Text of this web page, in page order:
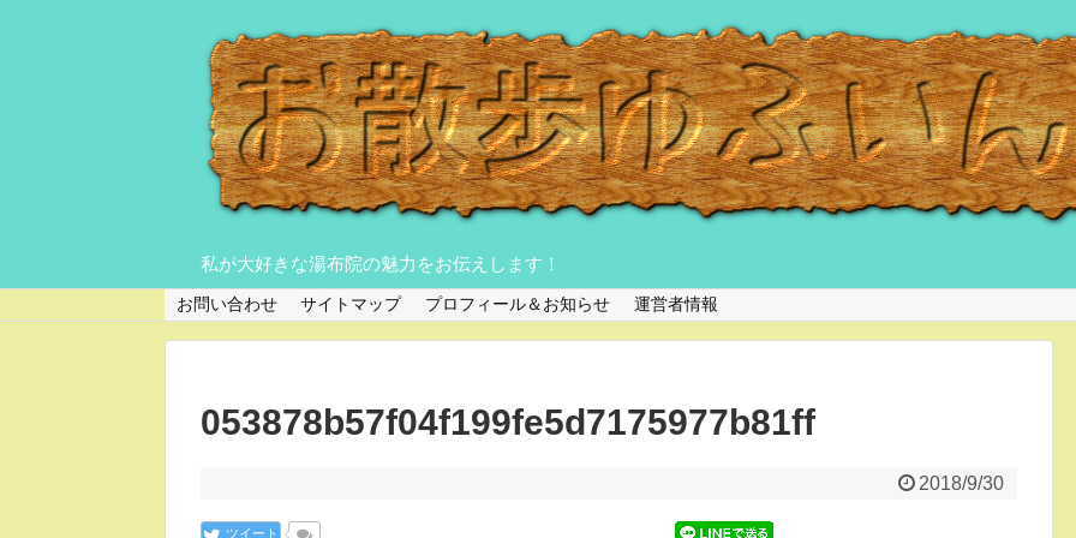
私が大好きな湯布院の魅力をお伝えします！
お問い合わせ サイトマップ プロフィール＆お知らせ 運営者情報
053878b57f04f199fe5d7175977b81ff
2018/9/30
ツイート